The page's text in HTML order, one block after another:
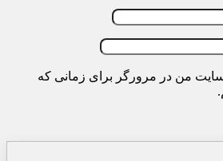
من در مرورگر برای زمانی که